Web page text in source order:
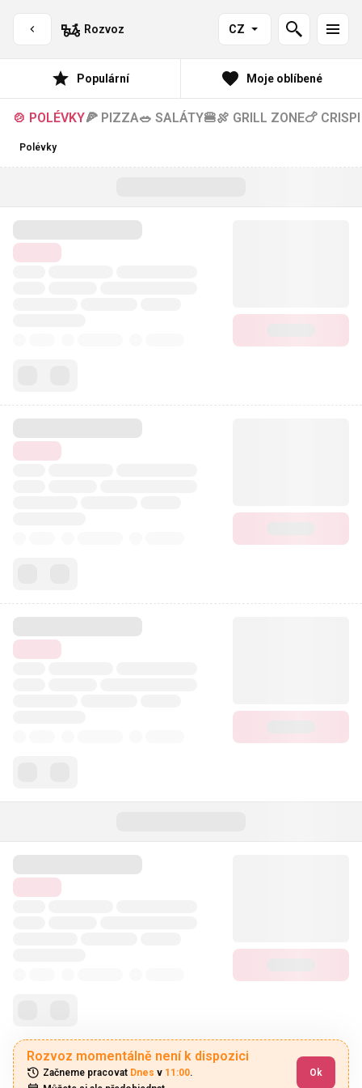
Rozvoz CZ
Populární Moje oblíbené
🍲 POLÉVKY🍕 PIZZA🥗 SALÁTY🍔🍖 GRILL ZONE🍗
Polévky
Rozvoz momentálně není k dispozici
Začneme pracovat Dnes v 11:00.
Ok